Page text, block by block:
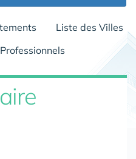
Liste des Villes